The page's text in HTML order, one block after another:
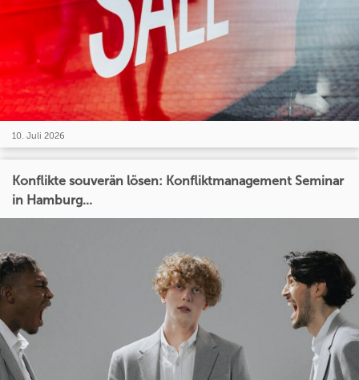
10. Juli 2026
Konflikte souverän lösen: Konfliktmanagement Seminar
in Hamburg...